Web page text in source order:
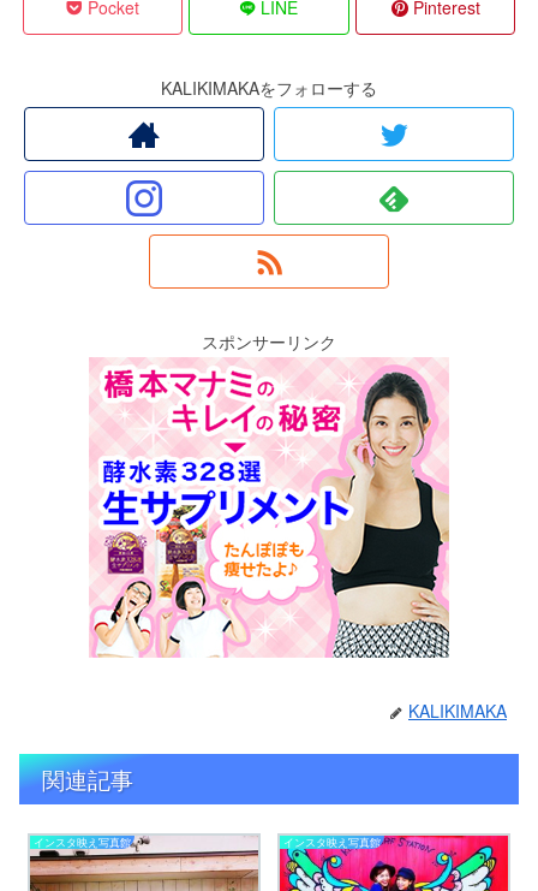
Pocket LINE Pinterest
KALIKIMAKAをフォローする
スポンサーリンク
KALIKIMAKA
関連記事
インスタ映え写真館 インスタ映え写真館